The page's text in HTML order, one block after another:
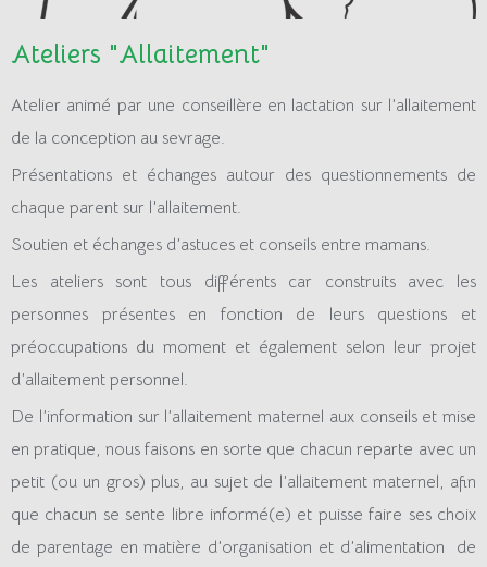
Ateliers "Allaitement"
Atelier animé par une conseillère en lactation sur l’allaitement
de la conception au sevrage.
Présentations et échanges autour des questionnements de
chaque parent sur l’allaitement.
Soutien et échanges d’astuces et conseils entre mamans.
Les ateliers sont tous différents car construits avec les
personnes présentes en fonction de leurs questions et
préoccupations du moment et également selon leur projet
d’allaitement personnel.
De l’information sur l’allaitement maternel aux conseils et mise
en pratique, nous faisons en sorte que chacun reparte avec un
petit (ou un gros) plus, au sujet de l’allaitement maternel, afin
que chacun se sente libre informé(e) et puisse faire ses choix
de parentage en matière d’organisation et d’alimentation de